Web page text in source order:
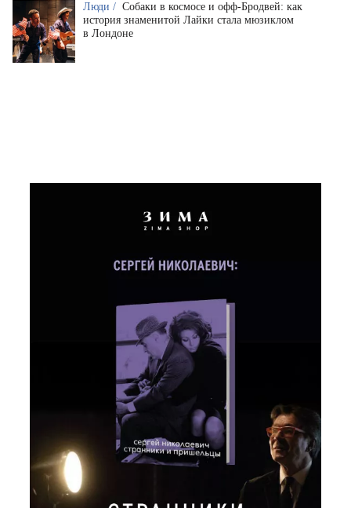
Люди / Собаки в космосе и офф-Бродвей: как
история знаменитой Лайки стала мюзиклом
в Лондоне